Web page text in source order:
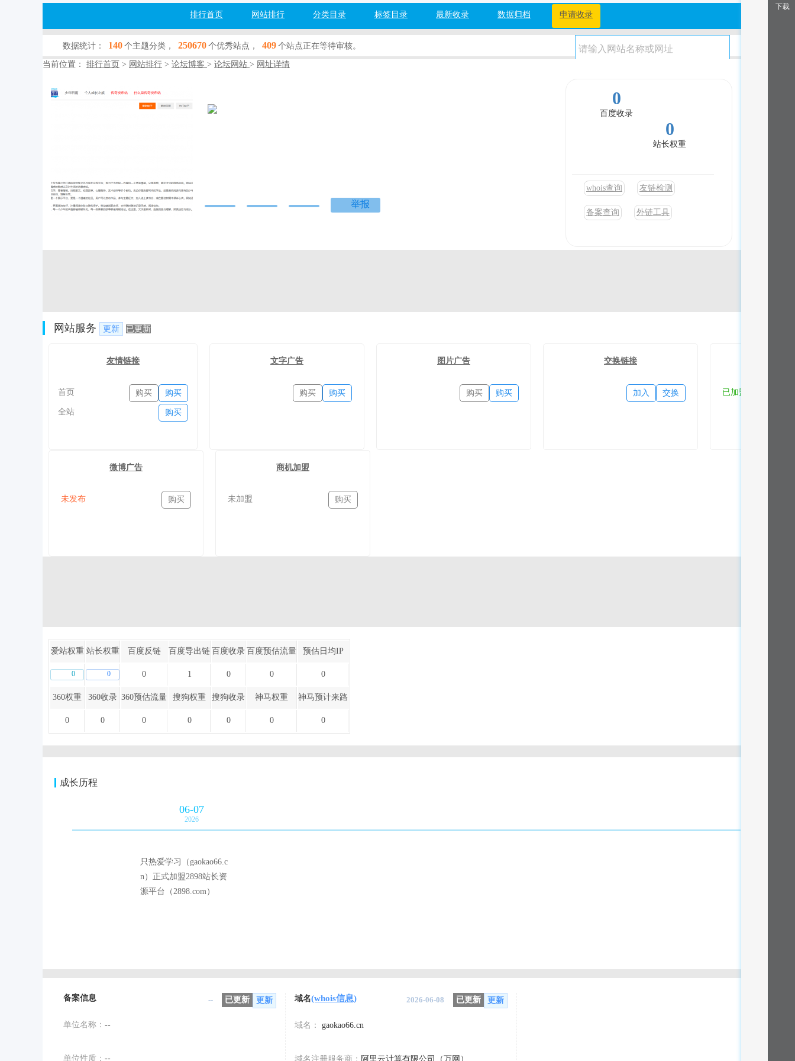
排行首页 网站排行 分类目录 标签目录 最新收录 数据归档 申请收录
数据统计： 140 个主题分类， 250670 个优秀站点， 409 个站点正在等待审核。
当前位置： 排行首页 > 网站排行 > 论坛博客 > 论坛网站 > 网址详情
举报
0
百度收录
0
站长权重
whois查询 友链检测
备案查询 外链工具
网站服务 更新 已更新
友情链接
首页 购买
购买
全站 购买
文字广告
购买
购买
图片广告
购买
购买
交换链接
交换
加入 已加盟
微博广告
未发布 购买
商机加盟
未加盟 购买
爱站权重 站长权重 百度反链 百度导出链 百度收录 百度预估流量 预估日均IP
0 0 0 1 0 0 0
360权重 360收录 360预估流量 搜狗权重 搜狗收录 神马权重 神马预计来路
0 0 0 0 0 0 0
成长历程
06-07
2026
只热爱学习（gaokao66.c
n）正式加盟2898站长资
源平台（2898.com）
备案信息 更新
已更新
--
单位名称： --
单位性质： --
域名(whois信息) 更新
已更新
2026-06-08
域名： gaokao66.cn
域名注册服务商： 阿里云计算有限公司（万网）
下载